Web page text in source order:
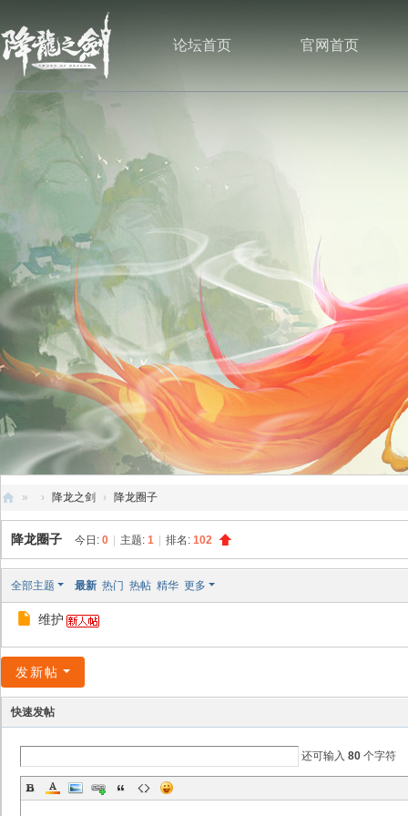
论坛首页 官网首页
创
天
区
» › 降龙之剑 › 降龙圈子
降龙圈子 今日: 0 主题: 1 排名: 102
全部主题 最新 热门 热帖 精华 更多
维护
发新帖
快速发帖
还可输入 80 个字符